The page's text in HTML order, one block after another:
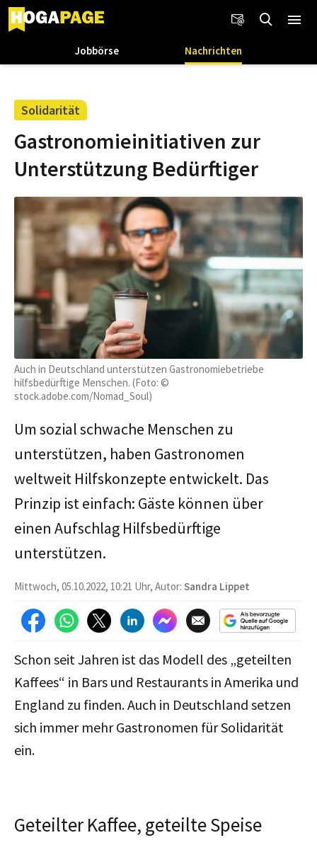
Jobbörse Nachrichten
Solidarität
Gastronomieinitiativen zur
Unterstützung Bedürftiger
Auch in Deutschland unterstützen Gastronomiebetriebe
hilfsbedürftige Menschen. (Foto: ©
stock.adobe.com/Nomad_Soul)
Um sozial schwache Menschen zu
unterstützen, haben Gastronomen
weltweit Hilfskonzepte entwickelt. Das
Prinzip ist einfach: Gäste können über
einen Aufschlag Hilfsbedürftige
unterstützen.
Mittwoch, 05.10.2022, 10:21 Uhr, Autor: Sandra Lippet
Schon seit Jahren ist das Modell des „geteilten
Kaffees“ in Bars und Restaurants in Amerika und
England zu finden. Auch in Deutschland setzen
sich immer mehr Gastronomen für Solidarität
ein.
Geteilter Kaffee, geteilte Speise